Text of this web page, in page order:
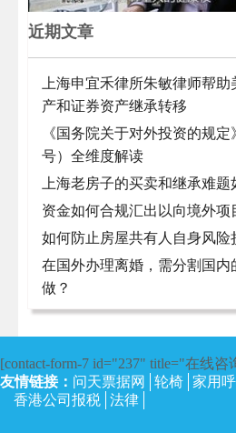
近期文章
上海申宜禾律所朱敏律师帮
产和证券资产继承转移
《国务院关于对外投资的规
号）全维度解读
上海老房子的买卖和继承难题
资金如何合规汇出以向境外项
如何防止房屋共有人自身风险
在国外办理离婚，需分割国内
做？
[contact-form-7 id="237" title="在线咨
友情链接： 问天票据网 轮椅 家用
香港公司报税 法律